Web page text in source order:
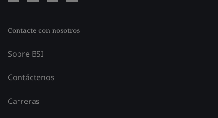
Contacte con nosotros
Sobre BSI
Contáctenos
Carreras